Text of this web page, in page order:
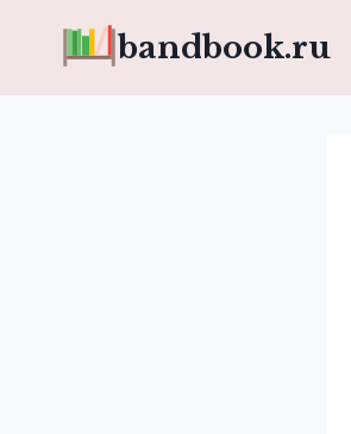
bandbook.ru